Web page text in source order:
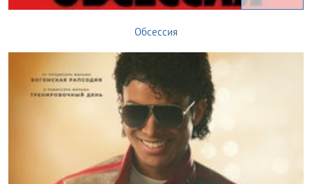
Обсессия